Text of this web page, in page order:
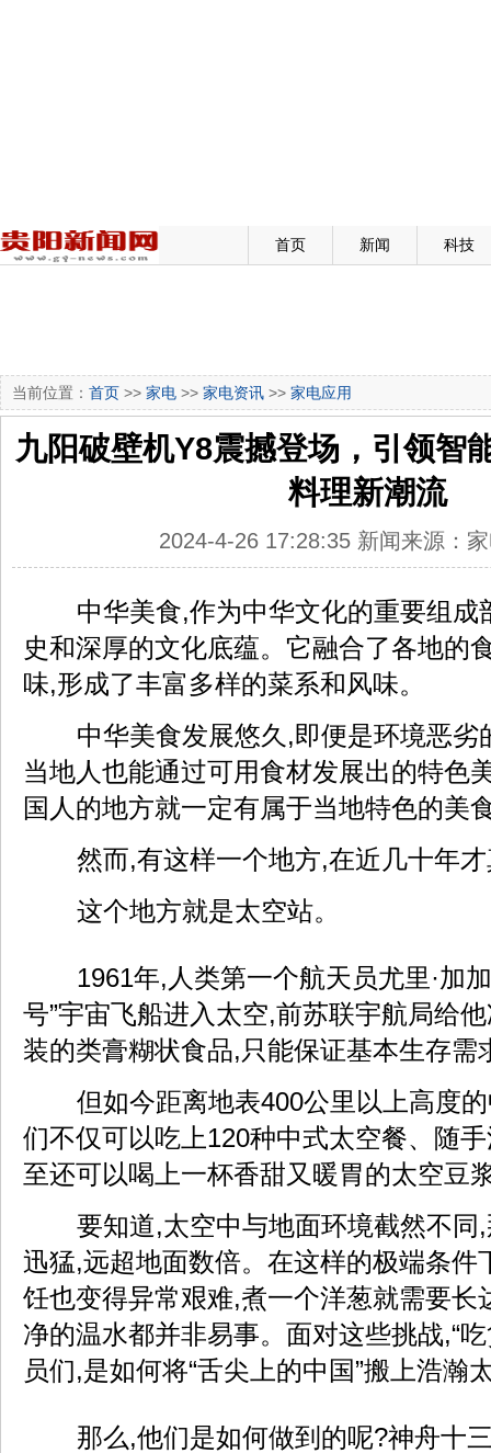
首页 新闻 科技
当前位置： 首页 >> 家电 >> 家电资讯 >> 家电应用
九阳破壁机Y8震撼登场，引领智
料理新潮流
2024-4-26 17:28:35 新闻来源：
中华美食,作为中华文化的重要组成
史和深厚的文化底蕴。它融合了各地的
味,形成了丰富多样的菜系和风味。
中华美食发展悠久,即便是环境恶劣
当地人也能通过可用食材发展出的特色
国人的地方就一定有属于当地特色的美
然而,有这样一个地方,在近几十年
这个地方就是太空站。
1961年,人类第一个航天员尤里·加
号”宇宙飞船进入太空,前苏联宇航局给
装的类膏糊状食品,只能保证基本生存需
但如今距离地表400公里以上高度
们不仅可以吃上120种中式太空餐、随
至还可以喝上一杯香甜又暖胃的太空豆
要知道,太空中与地面环境截然不同
迅猛,远超地面数倍。在这样的极端条件
饪也变得异常艰难,煮一个洋葱就需要长
净的温水都并非易事。面对这些挑战,“
员们,是如何将“舌尖上的中国”搬上浩瀚
那么,他们是如何做到的呢?神舟十